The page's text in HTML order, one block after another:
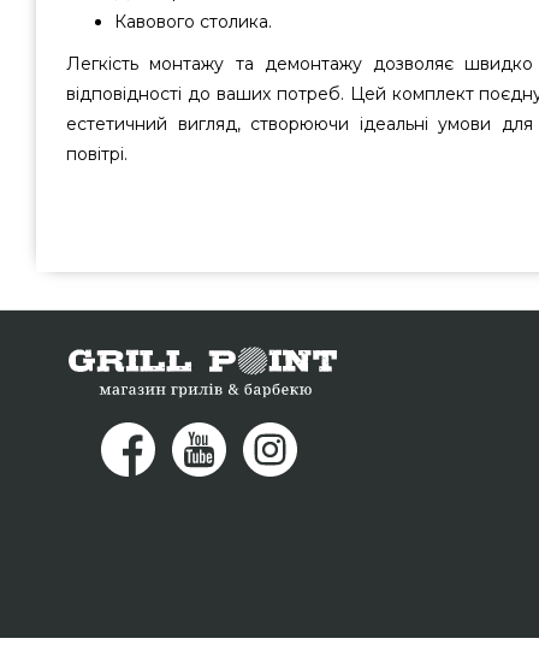
Кавового столика.
Легкість монтажу та демонтажу дозволяє швидко
відповідності до ваших потреб. Цей комплект
естетичний вигляд, створюючи ідеальні умови
повітрі.
замовляйте також Комплекти садових меблів для
GrillPoint. Зателефонуйте нашим фахівцям на будь-